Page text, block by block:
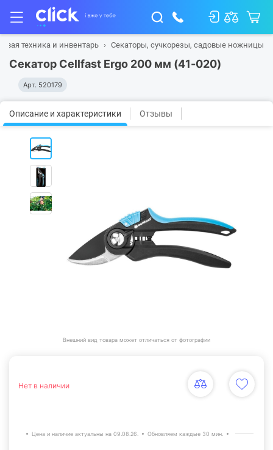
техника и инвентарь Секаторы, сучкорезы, садовые ножницы
Секатор Cellfast Ergo 200 мм (41-020)
Арт. 520179
Описание и характеристики Отзывы
Внешний вид товара может отличаться от фотографии
Нет в наличии
Цена и наличие актуальны на 09.08.26. Обновляем каждые 30 мин.